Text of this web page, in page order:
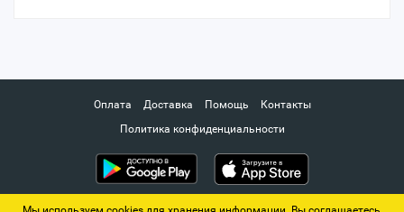
Оплата Доставка Помощь
Контакты
Политика конфиденциальности